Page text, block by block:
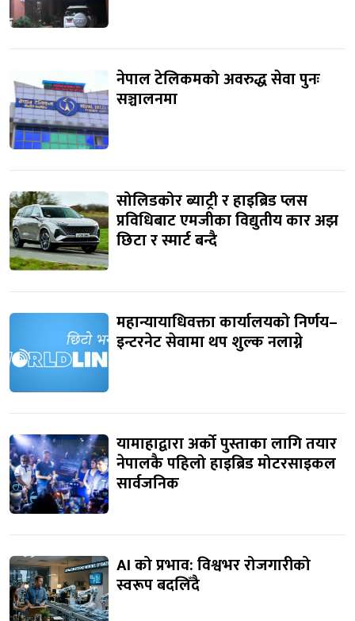
नेपाल टेलिकमको अवरुद्ध सेवा पुनः
सञ्चालनमा
सोलिडकोर ब्याट्री र हाइब्रिड प्लस
प्रविधिबाट एमजीका विद्युतीय कार अझ
छिटा र स्मार्ट बन्दै
महान्यायाधिवक्ता कार्यालयको निर्णय–
इन्टरनेट सेवामा थप शुल्क नलाग्ने
यामाहाद्वारा अर्को पुस्ताका लागि तयार
नेपालकै पहिलो हाइब्रिड मोटरसाइकल
सार्वजनिक
AI को प्रभाव: विश्वभर रोजगारीको
स्वरूप बदलिँदै